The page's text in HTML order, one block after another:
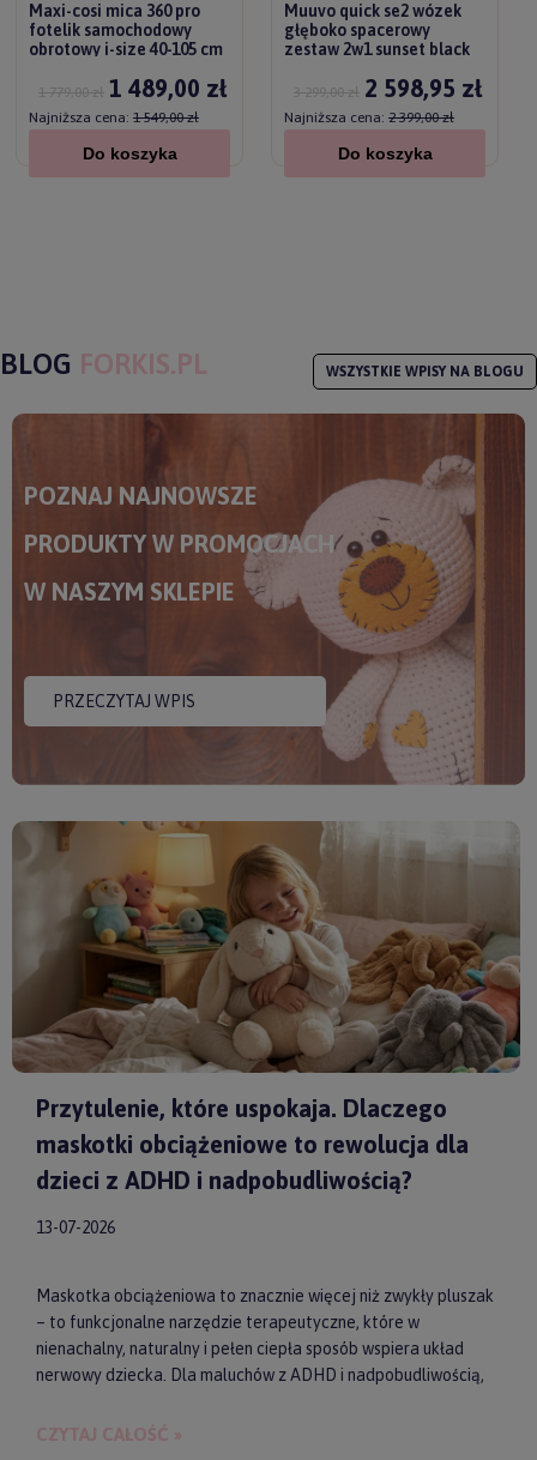
Maxi-cosi mica 360 pro
fotelik samochodowy
obrotowy i-size 40-105 cm
1 489,00 zł
1 779,00 zł
Najniższa cena: 1 549,00 zł
Do koszyka
Muuvo quick se2 wózek
głęboko spacerowy
zestaw 2w1 sunset black
2 598,95 zł
3 299,00 zł
Najniższa cena: 2 399,00 zł
Do koszyka
BLOG FORKIS.PL WSZYSTKIE WPISY NA BLOGU
POZNAJ NAJNOWSZE
PRODUKTY W PROMOCJACH
W NASZYM SKLEPIE
PRZECZYTAJ WPIS
Przytulenie, które uspokaja. Dlaczego
maskotki obciążeniowe to rewolucja dla
dzieci z ADHD i nadpobudliwością?
13-07-2026
Maskotka obciążeniowa to znacznie więcej niż zwykły pluszak
– to funkcjonalne narzędzie terapeutyczne, które w
nienachalny, naturalny i pełen ciepła sposób wspiera układ
nerwowy dziecka. Dla maluchów z ADHD i nadpobudliwością,
dociążony przyjaciel może stać się kluczem do upragnionego
CZYTAJ CAŁOŚĆ »